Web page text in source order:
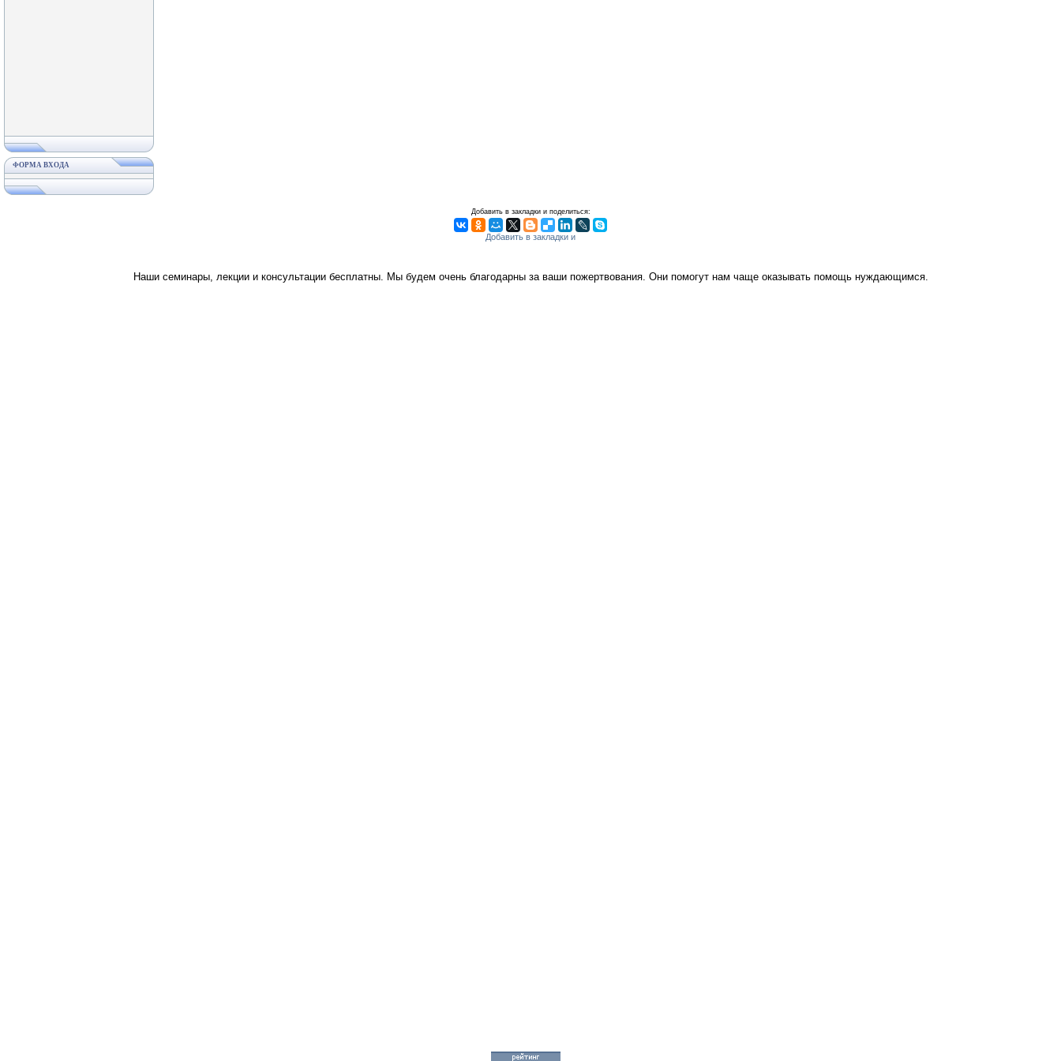
ФОРМА ВХОДА
Добавить в закладки и поделиться:
Наши семинары, лекции и консультации бесплатны. Мы будем очень благодарны за ваши пожертвования. Они помогут нам чаще оказывать помощь нуждающимся.